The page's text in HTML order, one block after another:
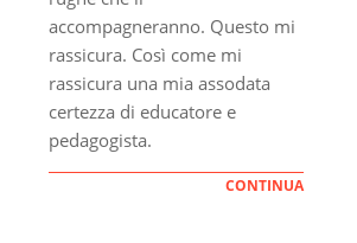
accompagneranno. Questo mi
rassicura. Così come mi
rassicura una mia assodata
certezza di educatore e
pedagogista.
CONTINUA